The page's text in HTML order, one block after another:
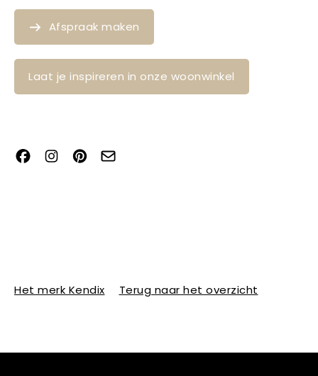
Afspraak maken
Laat je inspireren in onze woonwinkel
Het merk Kendix Terug naar het overzicht